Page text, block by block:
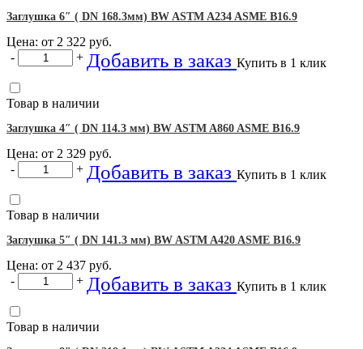
Заглушка 6″ ( DN 168.3мм) BW ASTM A234 ASME B16.9
Цена: от 2 322 руб.
-
+ Добавить в заказ Купить в 1 клик
Товар в наличии
Заглушка 4″ ( DN 114.3 мм) BW ASTM A860 ASME B16.9
Цена: от 2 329 руб.
-
+ Добавить в заказ Купить в 1 клик
Товар в наличии
Заглушка 5″ ( DN 141.3 мм) BW ASTM A420 ASME B16.9
Цена: от 2 437 руб.
-
+ Добавить в заказ Купить в 1 клик
Товар в наличии